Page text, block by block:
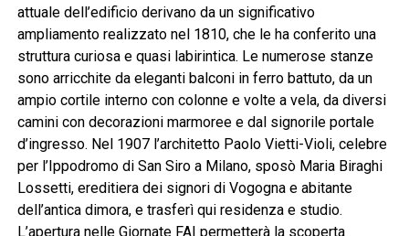
attuale dell’edificio derivano da un significativo
ampliamento realizzato nel 1810, che le ha conferito una
struttura curiosa e quasi labirintica. Le numerose stanze
sono arricchite da eleganti balconi in ferro battuto, da un
ampio cortile interno con colonne e volte a vela, da diversi
camini con decorazioni marmoree e dal signorile portale
d’ingresso. Nel 1907 l’architetto Paolo Vietti-Violi, celebre
per l’Ippodromo di San Siro a Milano, sposò Maria Biraghi
Lossetti, ereditiera dei signori di Vogogna e abitante
dell’antica dimora, e trasferì qui residenza e studio.
L’apertura nelle Giornate FAI permetterà la scoperta